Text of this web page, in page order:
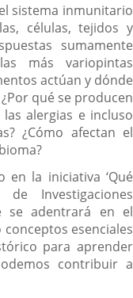
sistema inmunitario
células, tejidos y
sumamente
más variopintas
actúan y dónde
qué se producen
alergias e incluso
¿Cómo afectan el
en la iniciativa ‘Qué
Investigaciones
se adentrará en el
esenciales
para aprender
contribuir a